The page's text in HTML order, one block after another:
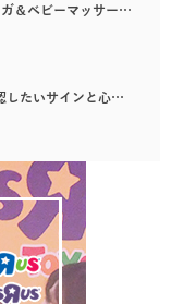
ガ＆ベビーマッサー…
したいサインと心…